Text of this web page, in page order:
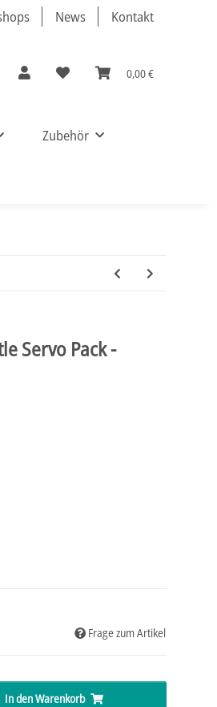
News Kontakt
0,00 €
Zubehör
Servo Pack -
Frage zum Artikel
In den Warenkorb